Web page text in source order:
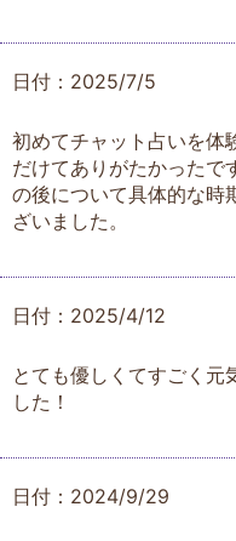
日付：2025/7/5
初めてチャット占いを体
だけてありがたかったで
の後について具体的な時
ざいました。
日付：2025/4/12
とても優しくてすごく元
した！
日付：2024/9/29